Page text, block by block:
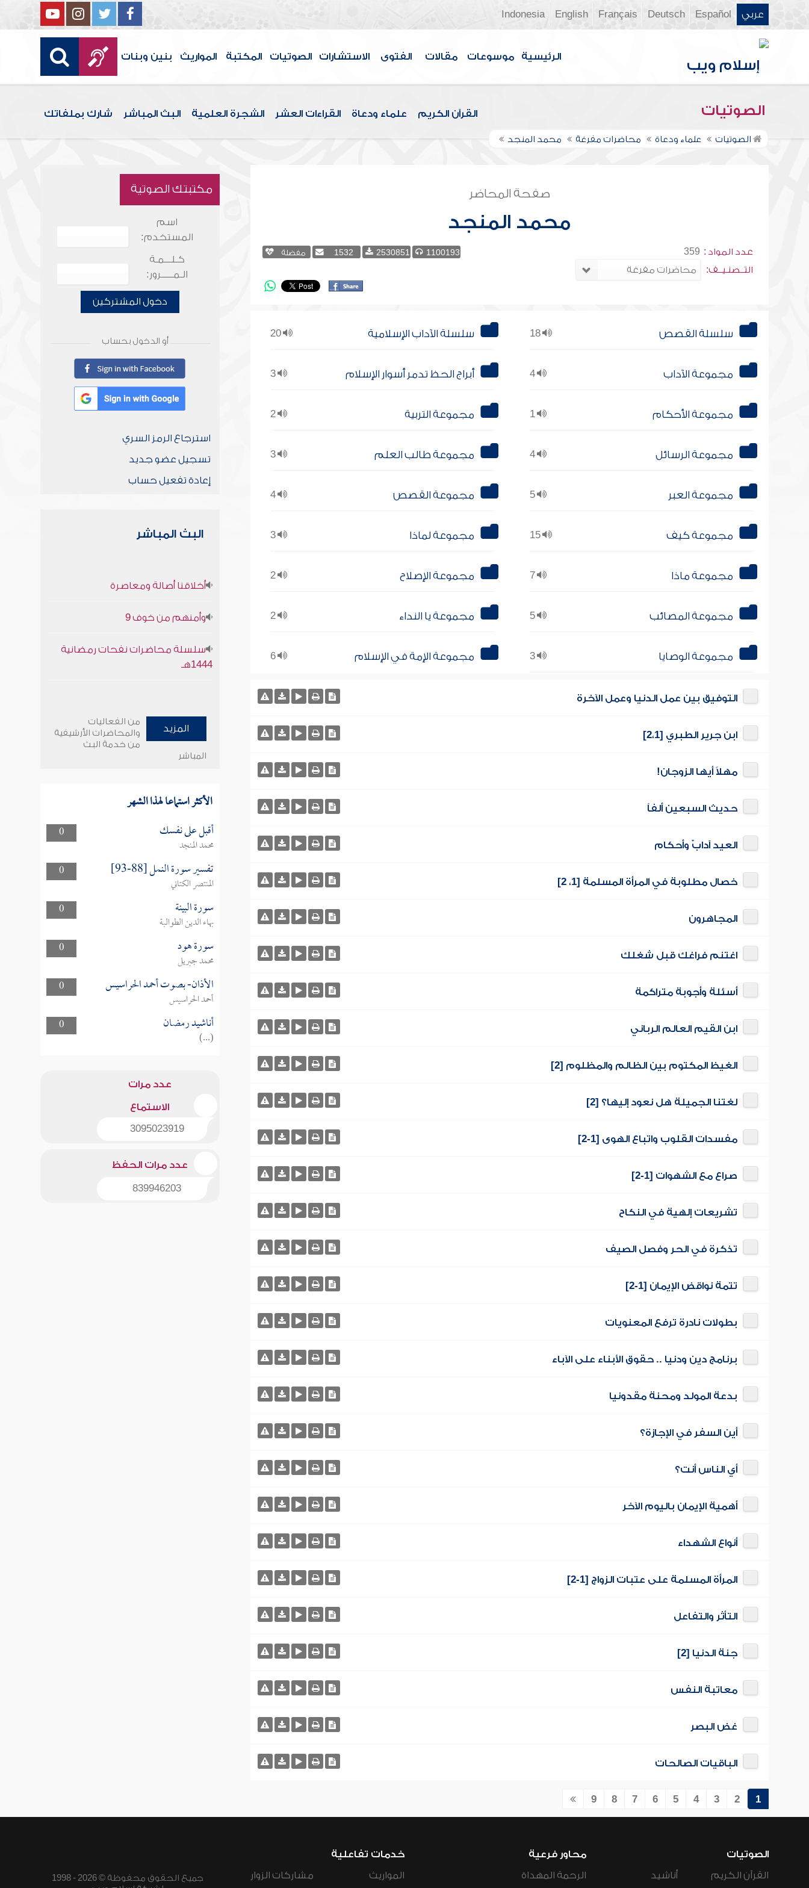
عربي Español
Deutsch
Français
English
Indonesia
الرئيسية موسوعات مقالات الفتوى الاستشارات الصوتيات المكتبة المواريث بنين وبنات
الصوتيات القرآن الكريم علماء ودعاة القراءات العشر الشجرة العلمية البث المباشر شارك بملفاتك
الصوتيات علماء ودعاة محاضرات مفرغة محمد المنجد
صفحة المحاضر
محمد المنجد
عدد المواد : 359
التــصنـيــف:
1100193
2530851
1532 مفضلة
18 سلسلة القصص 20 سلسلة الآداب الإسلامية
4 مجموعة الآداب 3 أبراج الحظ تدمر أسوار الإسلام
1 مجموعة الأحكام 2 مجموعة التربية
4 مجموعة الرسائل 3 مجموعة طالب العلم
5 مجموعة العبر 4 مجموعة القصص
15 مجموعة كيف 3 مجموعة لماذا
7 مجموعة ماذا 2 مجموعة الإصلاح
5 مجموعة المصائب 2 مجموعة يا النداء
3 مجموعة الوصايا 6 مجموعة الإمة في الإسلام
التوفيق بين عمل الدنيا وعمل الآخرة
ابن جرير الطبري [2،1]
مهلاً أيها الزوجان!
حديث السبعين ألفاً
العيد آدابٌ وأحكام
خصال مطلوبة في المرأة المسلمة [1، 2]
المجاهرون
اغتنم فراغك قبل شغلك
أسئلة وأجوبة متراكمة
ابن القيم العالم الرباني
الغيظ المكتوم بين الظالم والمظلوم [2]
لغتنا الجميلة هل نعود إليها؟ [2]
مفسدات القلوب واتباع الهوى [1-2]
صراع مع الشهوات [1-2]
تشريعات إلهية في النكاح
تذكرة في الحر وفصل الصيف
تتمة نواقض الإيمان [1-2]
بطولات نادرة ترفع المعنويات
برنامج دين ودنيا .. حقوق الأبناء على الآباء
بدعة المولد ومحنة مقدونيا
أين السفر في الإجازة؟
أي الناس أنت؟
أهمية الإيمان باليوم الآخر
أنواع الشهداء
المرأة المسلمة على عتبات الزواج [1-2]
التأثر والتفاعل
جنة الدنيا [2]
معاتبة النفس
غض البصر
الباقيات الصالحات
1
2
3
4
5
6
7
8
9
مكتبتك الصوتية
اسم
المستخدم:
كـلـــمـة
الـمـــــرور:
دخول المشتركين
أو الدخول بحساب
استرجاع الرمز السري
تسجيل عضو جديد
إعادة تفعيل حساب
البث المباشر
أخلاقنا أصالة ومعاصرة
وأمنهم من خوف 9
سلسلة محاضرات نفحات رمضانية
1444هـ
المزيد
من الفعاليات
والمحاضرات الأرشيفية
من خدمة البث
المباشر
الأكثر استماعا لهذا الشهر
0 أقبل على نفسك
محمد المنجد
0
تفسير سورة النمل [88-93]
المنتصر الكتاني
0
سورة البينة
بهاء الدين الطوالبة
0
سورة هود
محمد جبريل
0
الأذان- بصوت أحمد الحراسيس
أحمد الحراسيس
0
أناشيد رمضان
(...)
عدد مرات
الاستماع
3095023919
عدد مرات الحفظ
839946203
الصوتيات
القرآن الكريم
أناشيد
محاور فرعية
الرحمة المهداة
خدمات تفاعلية
المواريث
مشاركات الزوار
جميع الحقوق محفوظة © 2026 - 1998